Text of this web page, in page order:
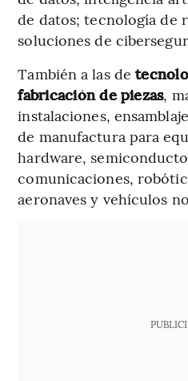
de datos; tecnología de
soluciones de
También a las de
fabricación de piezas,
instalaciones,
de manufactura para
hardware,
comunicaciones,
aeronaves y vehículos